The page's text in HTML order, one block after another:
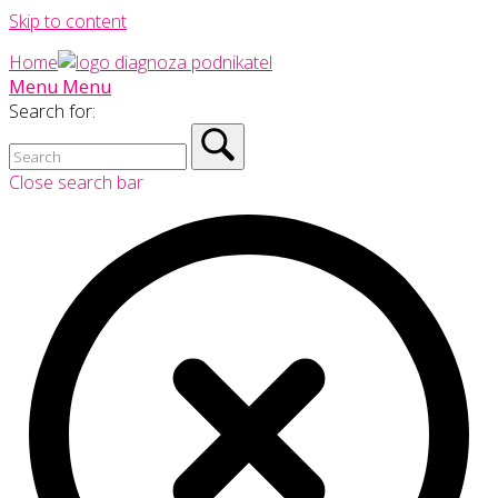
Skip to content
Home
Menu Menu
Search for:
Close search bar